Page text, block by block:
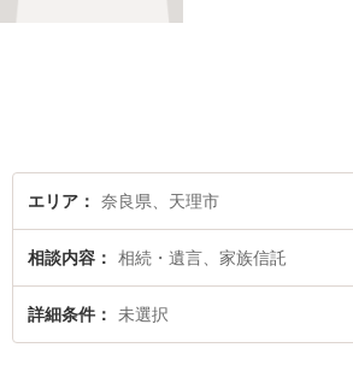
エリア 奈良県、天理市
相談内容 相続・遺言、家族信託
詳細条件 未選択